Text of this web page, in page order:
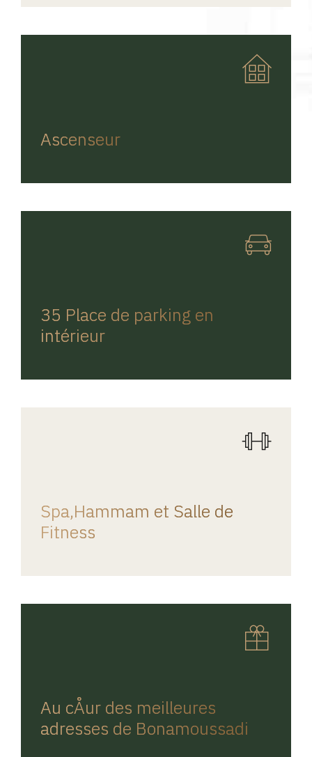
Ascenseur
35 Place de parking en
intérieur
Spa,Hammam et Salle de
Fitness
Au cÅur des meilleures
adresses de Bonamoussadi